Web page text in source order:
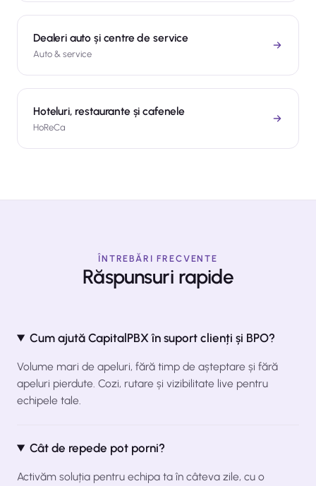
Dealeri auto și centre de service
Auto & service
Hoteluri, restaurante și cafenele
HoReCa
ÎNTREBĂRI FRECVENTE
Răspunsuri rapide
Cum ajută CapitalPBX în suport clienți și BPO?
Volume mari de apeluri, fără timp de așteptare și fără
apeluri pierdute. Cozi, rutare și vizibilitate live pentru
echipele tale.
Cât de repede pot porni?
Activăm soluția pentru echipa ta în câteva zile, cu o